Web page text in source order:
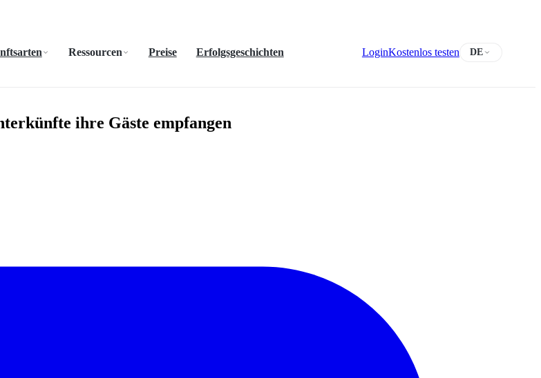
Ressourcen Preise Erfolgsgeschichten LoginKostenlos testen DE
ihre Gäste empfangen